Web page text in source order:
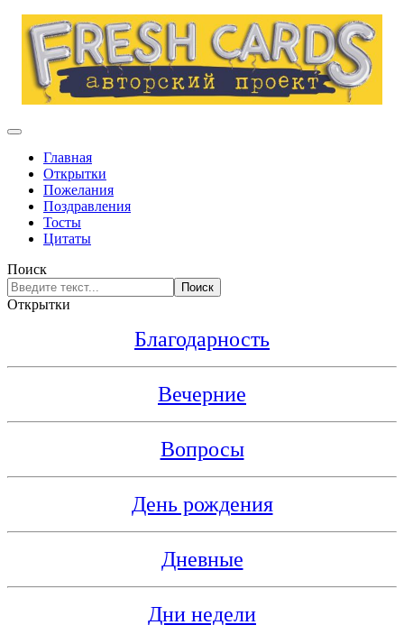
Главная
Открытки
Пожелания
Поздравления
Тосты
Цитаты
Поиск
Поиск
Открытки
Благодарность
Вечерние
Вопросы
День рождения
Дневные
Дни недели